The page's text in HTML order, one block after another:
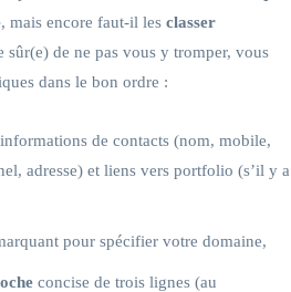
, mais encore faut-il les classer
sûr(e) de ne pas vous y tromper, vous
dans le bon ordre :
de contacts (nom, mobile,
adresse) et liens vers portfolio (s’il y a
pour spécifier votre domaine,
concise de trois lignes (au